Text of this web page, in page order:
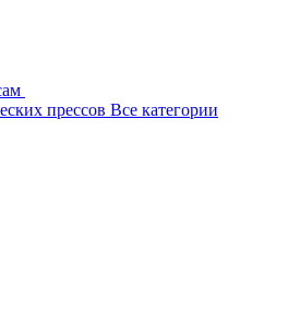
прессов Все категории